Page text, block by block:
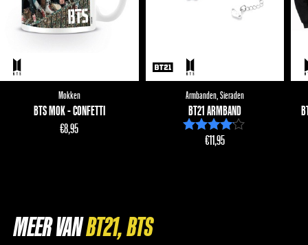
Mokken
BTS MOK - CONFETTI
€8,95
Armbanden, Sieraden
BT21 ARMBAND
Waardering
€11,95
MEER VAN